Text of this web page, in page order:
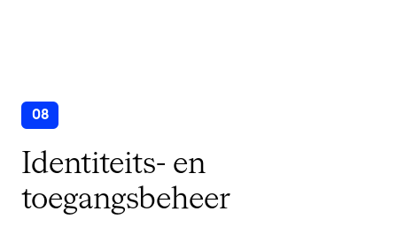
08
Identiteits- en
toegangsbeheer